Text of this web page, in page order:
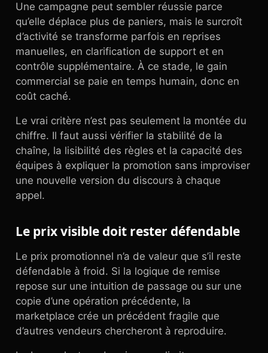
Une campagne peut sembler réussie parce
qu’elle déplace plus de paniers, mais le surcroît
d’activité se transforme parfois en reprises
manuelles, en clarification de support et en
contrôle supplémentaire. À ce stade, le gain
commercial se paie en temps humain, donc en
coût caché.
Le vrai critère n’est pas seulement la montée du
chiffre. Il faut aussi vérifier la stabilité de la
chaîne, la lisibilité des règles et la capacité des
équipes à expliquer la promotion sans improviser
une nouvelle version du discours à chaque
appel.
Le prix visible doit rester défendable
Le prix promotionnel n’a de valeur que s’il reste
défendable à froid. Si la logique de remise
repose sur une intuition de passage ou sur une
copie d’une opération précédente, la
marketplace crée un précédent fragile que
d’autres vendeurs chercheront à reproduire.